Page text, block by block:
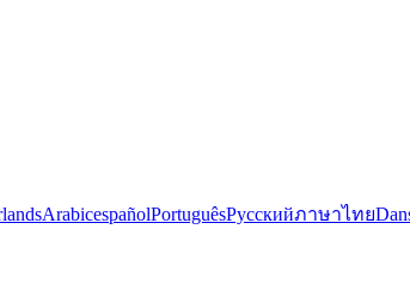
ArabicespañolPortuguêsРусскийภาษาไทย